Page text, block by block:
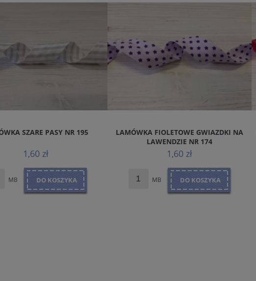
SZARE PASY NR 195
1,60 zł
MB DO KOSZYKA
LAMÓWKA FIOLETOWE GWIAZDKI NA
LAWENDZIE NR 174
1,60 zł
MB DO KOSZYKA